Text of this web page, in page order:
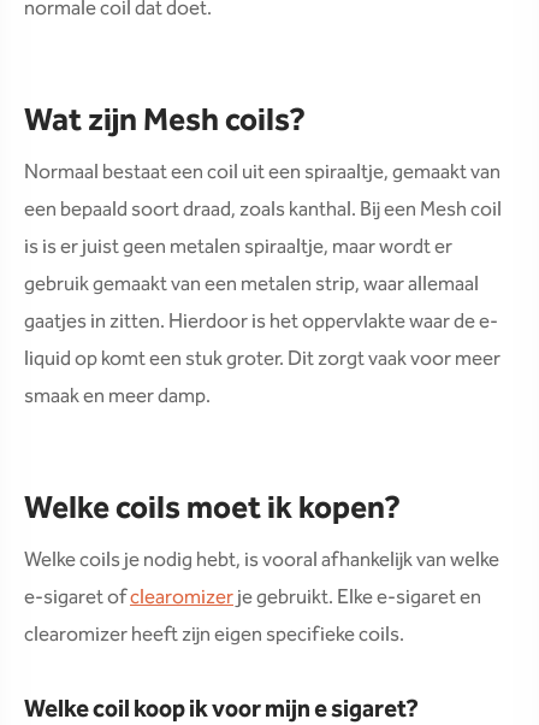
normale coil dat doet.
Wat zijn Mesh coils?
Normaal bestaat een coil uit een spiraaltje, gemaakt van
een bepaald soort draad, zoals kanthal. Bij een Mesh coil
is is er juist geen metalen spiraaltje, maar wordt er
gebruik gemaakt van een metalen strip, waar allemaal
gaatjes in zitten. Hierdoor is het oppervlakte waar de e-
liquid op komt een stuk groter. Dit zorgt vaak voor meer
smaak en meer damp.
Welke coils moet ik kopen?
Welke coils je nodig hebt, is vooral afhankelijk van welke
e-sigaret ofclearomizerje gebruikt. Elke e-sigaret en
clearomizer heeft zijn eigen specifieke coils.
Welke coil koop ik voor mijn e sigaret?